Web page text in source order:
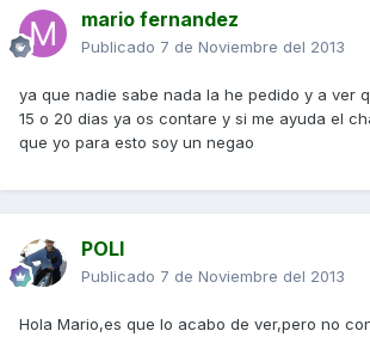
mario fernandez
Publicado 7 de Noviembre del 2013
ya que nadie sabe nada la he pedido y a ver
15 o 20 dias ya os contare y si me ayuda el
que yo para esto soy un negao
POLI
Publicado 7 de Noviembre del 2013
Hola Mario,es que lo acabo de ver,pero no